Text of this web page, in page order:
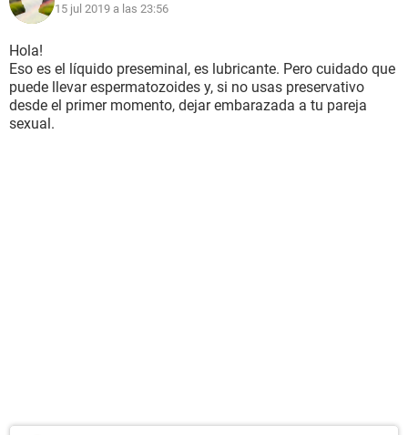
15 jul 2019 a las 23:56
Hola!
Eso es el líquido preseminal, es lubricante. Pero cuidado que
puede llevar espermatozoides y, si no usas preservativo
desde el primer momento, dejar embarazada a tu pareja
sexual.